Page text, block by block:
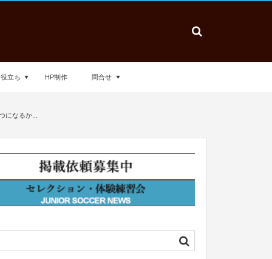
立ち HP制作 問合せ
なるか...